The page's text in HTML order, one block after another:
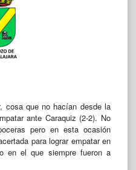
cosa que no hacían desde la
ante Caraquiz (2-2). No
pero en esta ocasión
para lograr empatar en
en el que siempre fueron a